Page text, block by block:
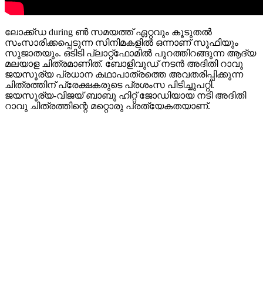
ലോക്ക്ഡ during ൺ സമയത്ത് ഏറ്റവും കൂടുതൽ
സംസാരിക്കപ്പെടുന്ന സിനിമകളിൽ ഒന്നാണ് സൂഫിയും
സുജാതയും. ഒടിടി പ്ലാറ്റ്ഫോമിൽ പുറത്തിറങ്ങുന്ന ആദ്യ
മലയാള ചിത്രമാണിത്. ബോളിവുഡ് നടൻ അദിതി റാവു
ജയസൂര്യ പ്രധാന കഥാപാത്രത്തെ അവതരിപ്പിക്കുന്ന
ചിത്രത്തിന് പ്രേക്ഷകരുടെ പ്രശംസ പിടിച്ചുപറ്റി.
ജയസൂര്യ-വിജയ് ബാബു ഹിറ്റ് ജോഡിയായ നടി അദിതി
റാവു ചിത്രത്തിന്റെ മറ്റൊരു പ്രത്യേകതയാണ്.